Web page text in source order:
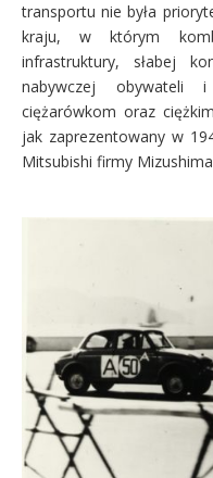
transportu nie była
kraju, w którym
infrastruktury, słabej
nabywczej obywateli
ciężarówkom oraz
jak zaprezentowany w
Mitsubishi firmy